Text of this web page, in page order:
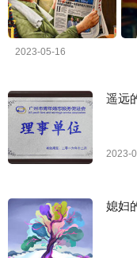
2023-05-16
遥远
2023-
媳妇